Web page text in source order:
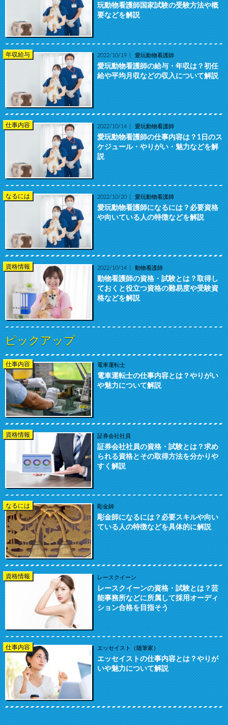
玩動物看護師国家試験の受験方法や概
要などを解説
年収給与 2022/10/19 愛玩動物看護師
愛玩動物看護師の給与・年収は？初任
給や平均月収などの収入について解説
仕事内容 2022/10/14 愛玩動物看護師
愛玩動物看護師の仕事内容は？1日のス
ケジュール・やりがい・魅力などを解
説
なるには 2022/10/20 愛玩動物看護師
愛玩動物看護師になるには？必要資格
や向いている人の特徴などを解説
資格情報 2022/10/14 動物看護師
動物看護師の資格・試験とは？取得し
ておくと役立つ資格の難易度や受験資
格などを解説
ピックアップ
仕事内容 電車運転士
電車運転士の仕事内容とは？やりがい
や魅力について解説
資格情報 証券会社社員
証券会社社員の資格・試験とは？求め
られる資格とその取得方法を分かりや
すく解説
なるには 彫金師
彫金師になるには？必要スキルや向い
ている人の特徴などを具体的に解説
資格情報 レースクイーン
レースクイーンの資格・試験とは？芸
能事務所などに所属して採用オーディ
ション合格を目指そう
仕事内容 エッセイスト（随筆家）
エッセイストの仕事内容とは？やりが
いや魅力について解説